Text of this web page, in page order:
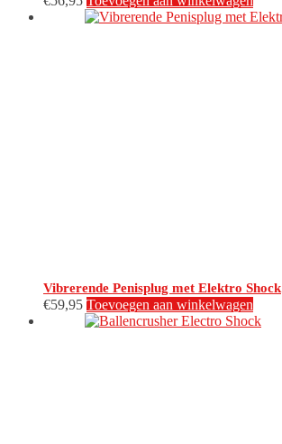
Vibrerende Penisplug met Elektro Shock
€59,95 Toevoegen aan winkelwagen